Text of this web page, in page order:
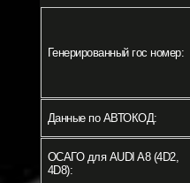
Генерированный гос номер:
Данные по АВТОКОД:
ОСАГО для AUDI A8 (4D2,
4D8):